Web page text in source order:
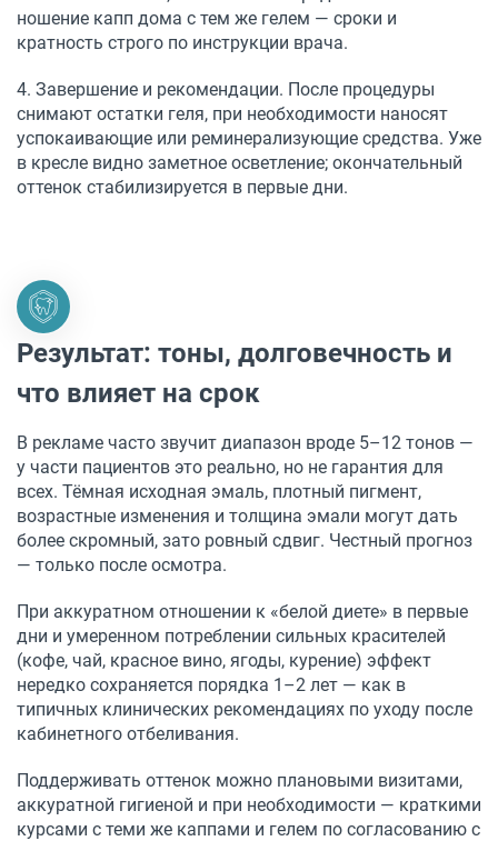
ношение капп дома с тем же гелем — сроки и
кратность строго по инструкции врача.
4. Завершение и рекомендации. После процедуры
снимают остатки геля, при необходимости наносят
успокаивающие или реминерализующие средства. Уже
в кресле видно заметное осветление; окончательный
оттенок стабилизируется в первые дни.
Результат: тоны, долговечность и
что влияет на срок
В рекламе часто звучит диапазон вроде 5–12 тонов —
у части пациентов это реально, но не гарантия для
всех. Тёмная исходная эмаль, плотный пигмент,
возрастные изменения и толщина эмали могут дать
более скромный, зато ровный сдвиг. Честный прогноз
— только после осмотра.
При аккуратном отношении к «белой диете» в первые
дни и умеренном потреблении сильных красителей
(кофе, чай, красное вино, ягоды, курение) эффект
нередко сохраняется порядка 1–2 лет — как в
типичных клинических рекомендациях по уходу после
кабинетного отбеливания.
Поддерживать оттенок можно плановыми визитами,
аккуратной гигиеной и при необходимости — краткими
курсами с теми же каппами и гелем по согласованию с